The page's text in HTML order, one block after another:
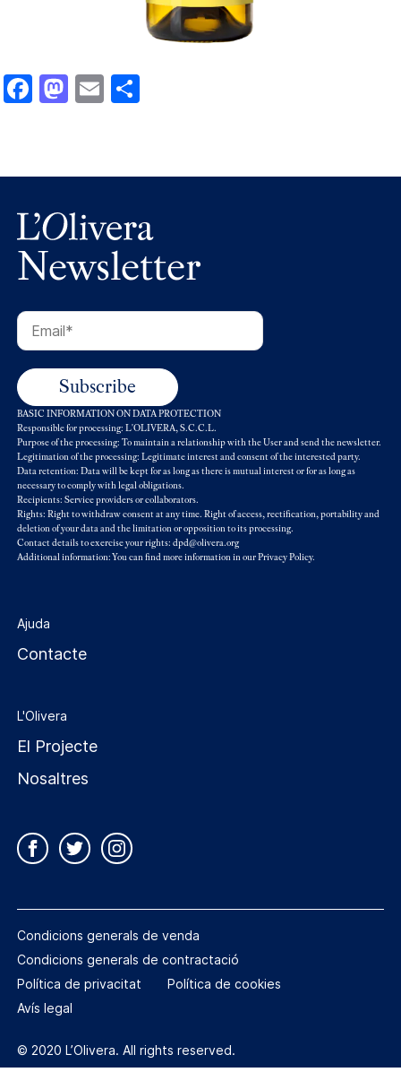
Facebook
Mastodon
Email
Newsletter
BASIC INFORMATION ON DATA PROTECTION
Responsible for processing: L'OLIVERA, S.C.C.L.
Purpose of the processing: To maintain a relationship with the User and send the newsletter.
Legitimation of the processing: Legitimate interest and consent of the interested party.
Data retention: Data will be kept for as long as there is mutual interest or for as long as
necessary to comply with legal obligations.
Recipients: Service providers or collaborators.
Rights: Right to withdraw consent at any time. Right of access, rectification, portability and
deletion of your data and the limitation or opposition to its processing.
Contact details to exercise your rights: dpd@olivera.org
Additional information: You can find more information in ourPrivacy Policy.
Ajuda
Contacte
L'Olivera
El Projecte
Nosaltres
© 2020 L’Olivera. All rights reserved.
Condicions generals de venda
Condicions generals de contractació
Política de privacitat
Política de cookies
Avís legal